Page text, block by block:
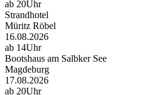
ab 20Uhr
Strandhotel
Müritz Röbel
16.08.2026
ab 14Uhr
Bootshaus am Salbker See
Magdeburg
17.08.2026
ab 20Uhr